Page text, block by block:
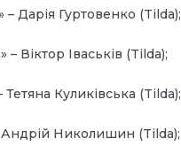
– Дарія Гуртовенко (Tilda);
– Віктор Іваськів (Tilda);
Куликівська (Tilda);
Андрій Николишин (Tilda);